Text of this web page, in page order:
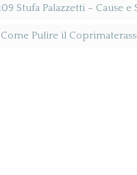
Stufa Palazzetti​ – Cause e
Come Pulire il